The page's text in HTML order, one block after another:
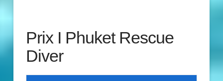
Prix I Phuket Rescue
Diver